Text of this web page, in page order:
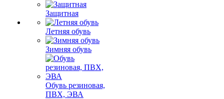
Защитная
Летняя обувь
Зимняя обувь
Обувь резиновая,
ПВХ, ЭВА